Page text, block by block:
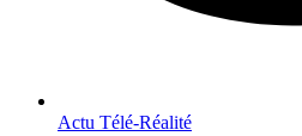
Actu Télé-Réalité